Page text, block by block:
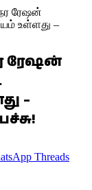
ரேஷன்
உள்ளது –
ரேஷன்
–
Threads